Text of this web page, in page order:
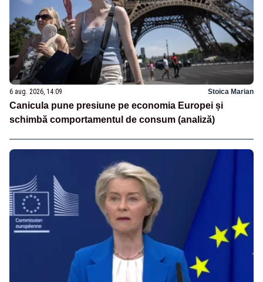
6 aug. 2026, 14:09 Stoica Marian
Canicula pune presiune pe economia Europei și
schimbă comportamentul de consum (analiză)